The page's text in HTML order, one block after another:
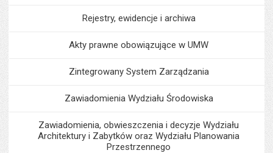
Rejestry, ewidencje i archiwa
Akty prawne obowiązujące w UMW
Zintegrowany System Zarządzania
Zawiadomienia Wydziału Środowiska
Zawiadomienia, obwieszczenia i decyzje Wydziału
Architektury i Zabytków oraz Wydziału Planowania
Przestrzennego